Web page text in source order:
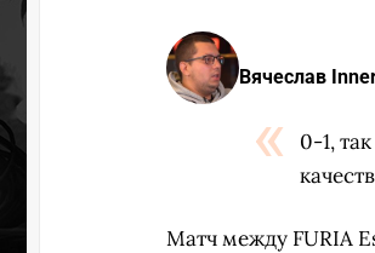
Вячеслав
0-1,
Матч между FURIA